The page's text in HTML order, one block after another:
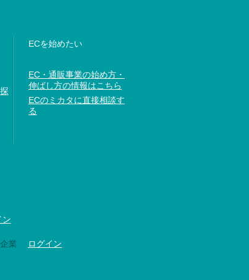
ECを始めたい
EC・通販事業の始め方・
伸ばし方の情報はこちら
ECのミカタに直接相談す
る
ン
業 ログイン